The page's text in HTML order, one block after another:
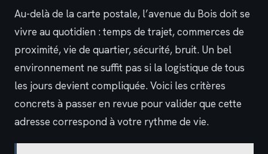
Au-delà de la carte postale, l’avenue du Bois doit se
vivre au quotidien : temps de trajet, commerces de
proximité, vie de quartier, sécurité, bruit. Un bel
environnement ne suffit pas si la logistique de tous
les jours devient compliquée. Voici les critères
concrets à passer en revue pour valider que cette
adresse correspond à votre rythme de vie.